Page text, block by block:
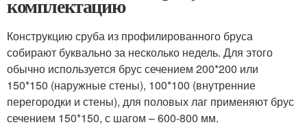
комплектацию
Конструкцию сруба из профилированного бруса
собирают буквально за несколько недель. Для этого
обычно используется брус сечением 200*200 или
150*150 (наружные стены), 100*100 (внутренние
перегородки и стены), для половых лаг применяют брус
сечением 150*150, с шагом – 600-800 мм.